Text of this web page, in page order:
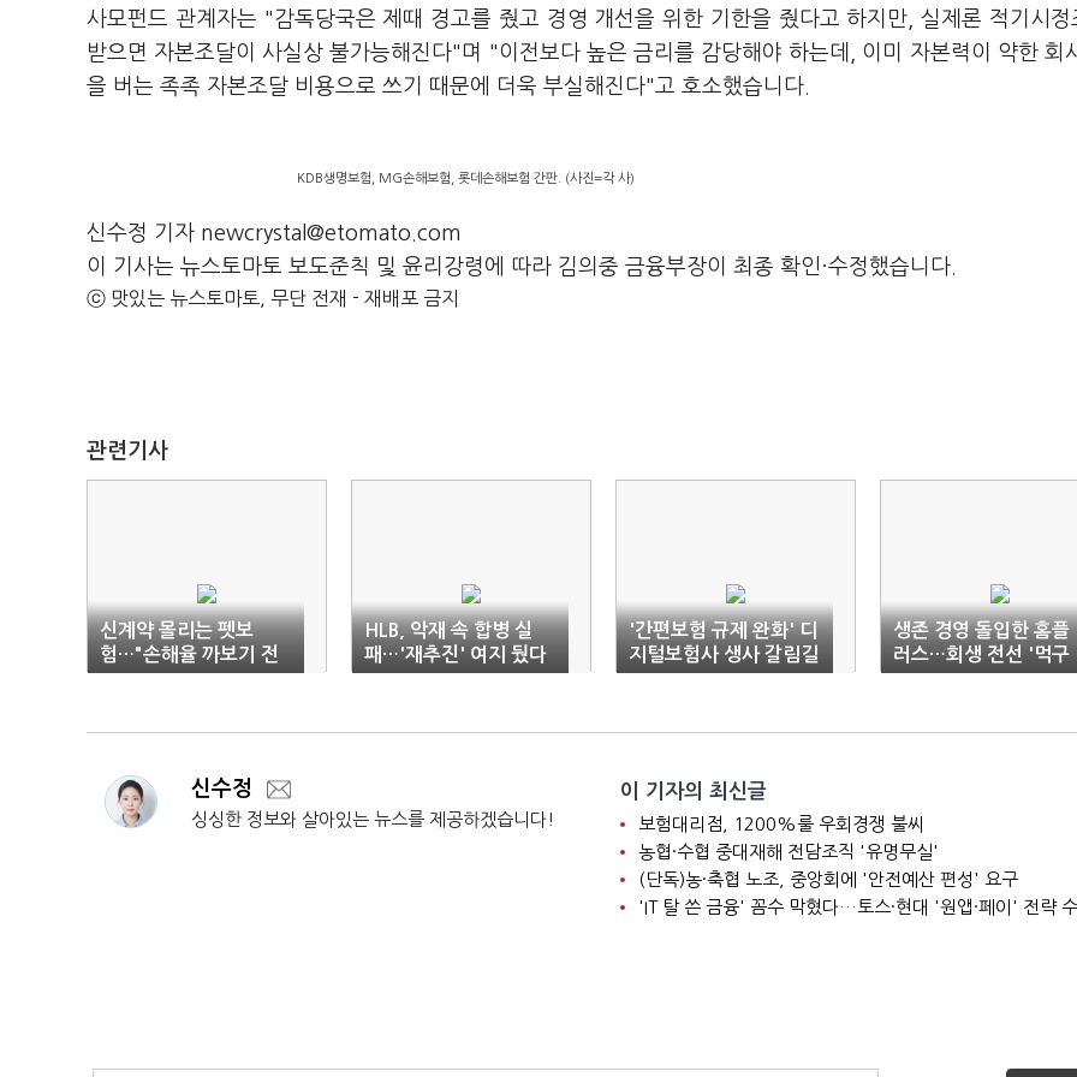
사모펀드 관계자는 "감독당국은 제때 경고를 줬고 경영 개선을 위한 기한을 줬다고 하지만, 실제론 적기시정
받으면 자본조달이 사실상 불가능해진다"며 "이전보다 높은 금리를 감당해야 하는데, 이미 자본력이 약한 회
을 버는 족족 자본조달 비용으로 쓰기 때문에 더욱 부실해진다"고 호소했습니다.
KDB생명보험, MG손해보험, 롯데손해보험 간판. (사진=각 사)
신수정 기자 newcrystal@etomato.com
이 기사는 뉴스토마토 보도준칙 및 윤리강령에 따라 김의중 금융부장이 최종 확인·수정했습니다.
ⓒ 맛있는 뉴스토마토, 무단 전재 - 재배포 금지
관련기사
신계약 몰리는 펫보
험…"손해율 까보기 전
엔 모른다"
HLB, 악재 속 합병 실
패…'재추진' 여지 뒀다
'간편보험 규제 완화' 디
지털보험사 생사 갈림길
생존 경영 돌입한 홈플
러스…회생 전선 '먹구
름'
신수정
싱싱한 정보와 살아있는 뉴스를 제공하겠습니다!
이 기자의 최신글
보험대리점, 1200%룰 우회경쟁 불씨
농협·수협 중대재해 전담조직 '유명무실'
(단독)농·축협 노조, 중앙회에 '안전예산 편성' 요구